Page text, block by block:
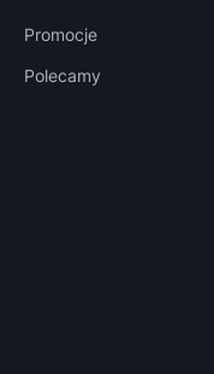
Promocje
Polecamy